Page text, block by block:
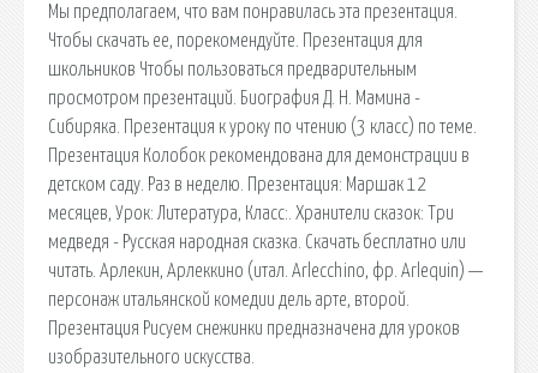
Мы предполагаем, что вам понравилась эта презентация.
Чтобы скачать ее, порекомендуйте. Презентация для
школьников Чтобы пользоваться предварительным
просмотром презентаций. Биография Д. Н. Мамина -
Сибиряка. Презентация к уроку по чтению (3 класс) по теме.
Презентация Колобок рекомендована для демонстрации в
детском саду. Раз в неделю. Презентация: Маршак 12
месяцев, Урок: Литература, Класс:. Хранители сказок: Три
медведя - Русская народная сказка. Скачать бесплатно или
читать. Арлекин, Арлеккино (итал. Arlecchino, фр. Arlequin) —
персонаж итальянской комедии дель арте, второй.
Презентация Рисуем снежинки предназначена для уроков
изобразительного искусства.